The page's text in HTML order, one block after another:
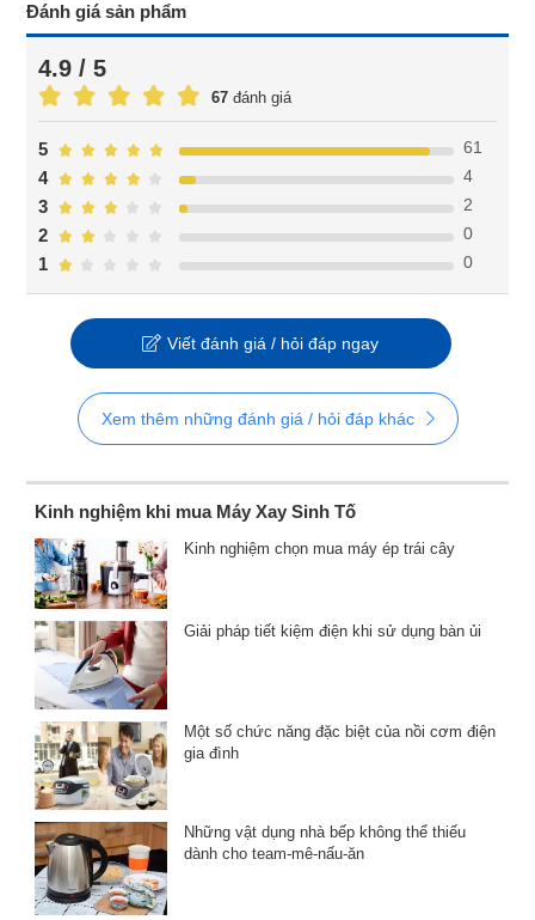
Đánh giá sản phẩm
4.9 / 5
67 đánh giá
1 0
2 0
3 2
4 4
5 61
Viết đánh giá / hỏi đáp ngay
Xem thêm những đánh giá / hỏi đáp khác
Kinh nghiệm khi mua Máy Xay Sinh Tố
Kinh nghiệm chọn mua máy ép trái cây
Giải pháp tiết kiệm điện khi sử dụng bàn ủi
Một số chức năng đặc biệt của nồi cơm điện
gia đình
Những vật dụng nhà bếp không thể thiếu
dành cho team-mê-nấu-ăn